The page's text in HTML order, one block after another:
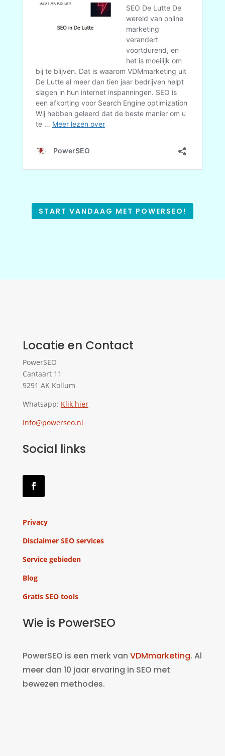
START VANDAAG MET POWERSEO!
Locatie en Contact
PowerSEO
Cantaart 11
9291 AK Kollum
Whatsapp: Klik hier
Info@powerseo.nl
Social links
Privacy
Disclaimer SEO services
Service gebieden
Blog
Gratis SEO tools
Wie is PowerSEO
PowerSEO is een merk van VDMmarketing. Al
meer dan 10 jaar ervaring in SEO met
bewezen methodes.